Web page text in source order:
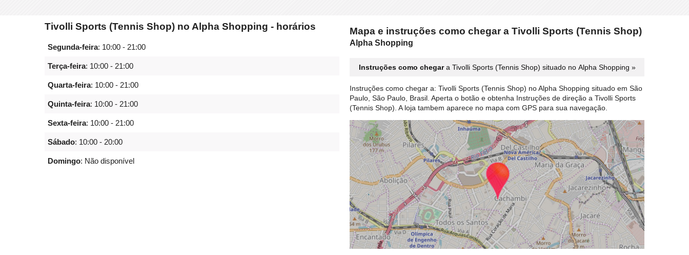
Tivolli Sports (Tennis Shop) no Alpha Shopping - horários
Segunda-feira: 10:00 - 21:00
Terça-feira: 10:00 - 21:00
Quarta-feira: 10:00 - 21:00
Quinta-feira: 10:00 - 21:00
Sexta-feira: 10:00 - 21:00
Sábado: 10:00 - 20:00
Domingo: Não disponível
Mapa e instruções como chegar a Tivolli Sports (Tennis Shop)
Alpha Shopping
Instruções como chegara Tivolli Sports (Tennis Shop) situado no Alpha Shopping »
Instruções como chegar a: Tivolli Sports (Tennis Shop) no Alpha Shopping situado em São
Paulo, São Paulo, Brasil. Aperta o botão e obtenha Instruções de direção a Tivolli Sports
(Tennis Shop). A loja tambem aparece no mapa com GPS para sua navegação.